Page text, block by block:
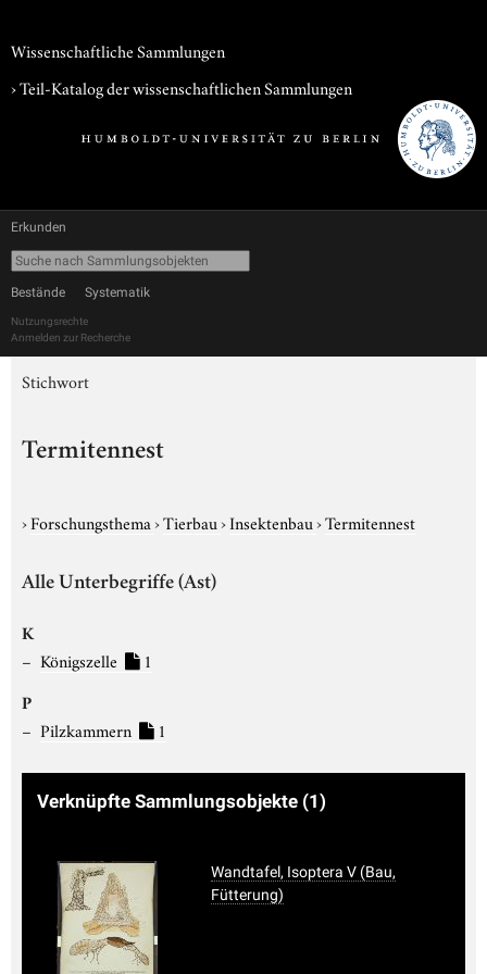
Wissenschaftliche Sammlungen
› Teil-Katalog der wissenschaftlichen Sammlungen
Erkunden
Bestände Systematik
Nutzungsrechte
Anmelden zur Recherche
Stichwort
Termitennest
›Forschungsthema›Tierbau›Insektenbau›Termitennest
Alle Unterbegriffe (Ast)
K
Königszelle 1
P
Pilzkammern 1
Verknüpfte Sammlungsobjekte (1)
Wandtafel, Isoptera V (Bau,
Fütterung)